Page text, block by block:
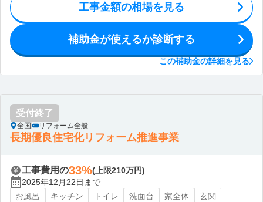
工事金額の相場を見る
補助金が使えるか診断する
この補助金の詳細を見る
受付終了
全国 リフォーム全般
長期優良住宅化リフォーム推進事業
工事費用の33%(上限210万円)
2025年12月22日まで
お風呂
キッチン トイレ 洗面台 家全体 玄関